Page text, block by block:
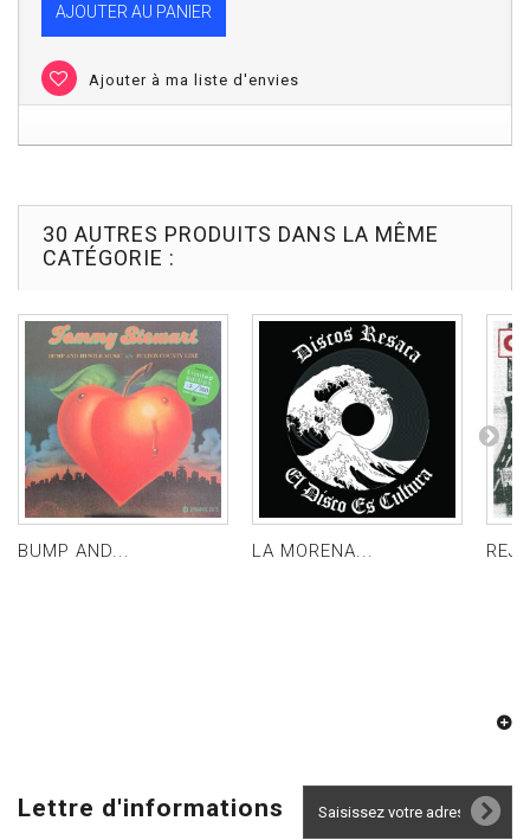
AJOUTER AU PANIER
Ajouter à ma liste d'envies
30 AUTRES PRODUITS DANS LA MÊME
CATÉGORIE :
BUMP AND... LA MORENA...
Lettre d'informations